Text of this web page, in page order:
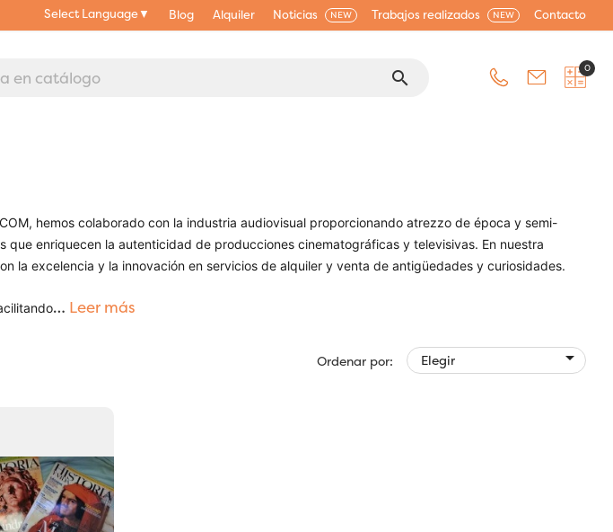
Select Language▼ Blog Alquiler Noticias NEW Trabajos realizados NEW Contacto
search 0
hemos colaborado con la industria audiovisual proporcionando atrezzo de época y semi-
enriquecen la autenticidad de producciones cinematográficas y televisivas. En nuestra
la excelencia y la innovación en servicios de alquiler y venta de antigüedades y curiosidades.
… Leer más
Ordenar por: Elegir 